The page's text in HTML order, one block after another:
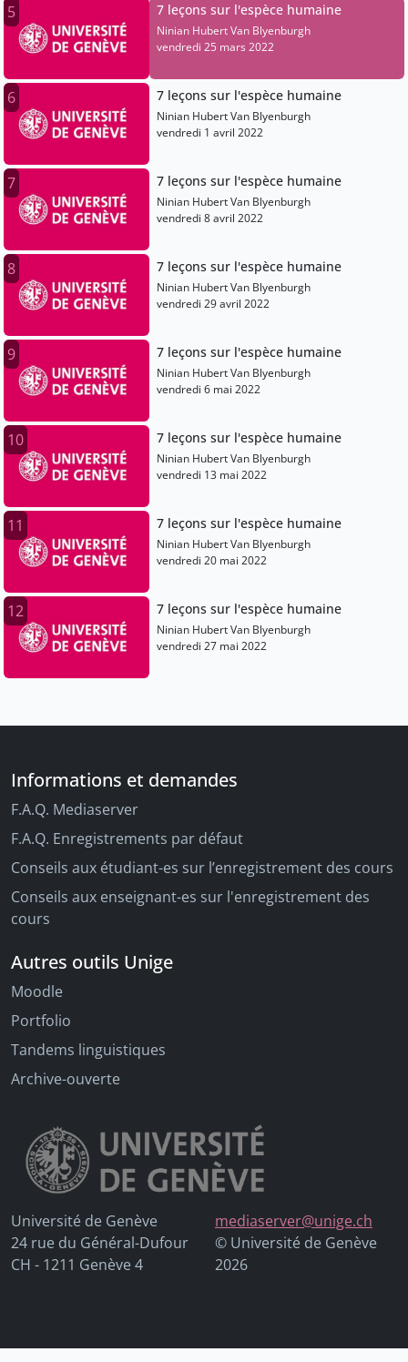
5 7 leçons sur l'espèce humaine
Ninian Hubert Van Blyenburgh
vendredi 25 mars 2022
6 7 leçons sur l'espèce humaine
Ninian Hubert Van Blyenburgh
vendredi 1 avril 2022
7 7 leçons sur l'espèce humaine
Ninian Hubert Van Blyenburgh
vendredi 8 avril 2022
8 7 leçons sur l'espèce humaine
Ninian Hubert Van Blyenburgh
vendredi 29 avril 2022
9 7 leçons sur l'espèce humaine
Ninian Hubert Van Blyenburgh
vendredi 6 mai 2022
10 7 leçons sur l'espèce humaine
Ninian Hubert Van Blyenburgh
vendredi 13 mai 2022
11 7 leçons sur l'espèce humaine
Ninian Hubert Van Blyenburgh
vendredi 20 mai 2022
12 7 leçons sur l'espèce humaine
Ninian Hubert Van Blyenburgh
vendredi 27 mai 2022
Informations et demandes
F.A.Q. Mediaserver
F.A.Q. Enregistrements par défaut
Conseils aux étudiant-es sur l’enregistrement des cours
Conseils aux enseignant-es sur l'enregistrement des
cours
Autres outils Unige
Moodle
Portfolio
Tandems linguistiques
Archive-ouverte
Université de Genève
24 rue du Général-Dufour
CH - 1211 Genève 4
mediaserver@unige.ch
© Université de Genève
2026